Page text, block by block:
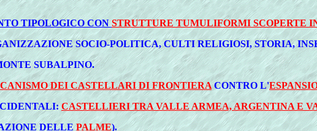
TIPOLOGICO CON STRUTTURE TUMULIFORMI SCOPERTE
SOCIO-POLITICA, CULTI RELIGIOSI, STORIA,
SUBALPINO.
DEI CASTELLARI DI FRONTIERACONTRO L'
CASTELLIERI TRA VALLE ARMEA, ARGENTINA E
DELLEPALME).